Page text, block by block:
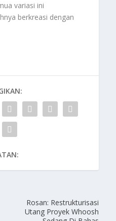
variasi ini
berkreasi dengan
Rosan: Restrukturisasi
Utang Proyek Whoosh